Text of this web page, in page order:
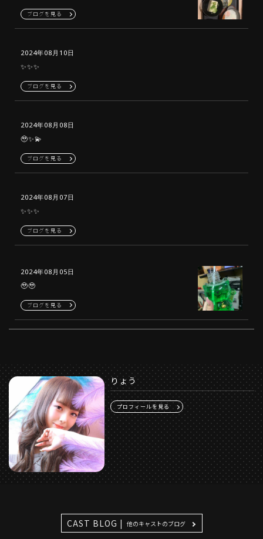
ブログを見る
2024年08月10日
✨✨✨
ブログを見る
2024年08月08日
🥹✨💫
ブログを見る
2024年08月07日
✨✨✨
ブログを見る
2024年08月05日
🥹🥹
ブログを見る
りょう
プロフィールを見る
CAST BLOG | 他のキャストのブログ